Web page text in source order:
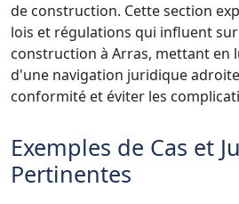
de construction. Cette section
lois et régulations qui influent
construction à Arras, mettant en
d'une navigation juridique
conformité et éviter les
Exemples de Cas et
Pertinentes